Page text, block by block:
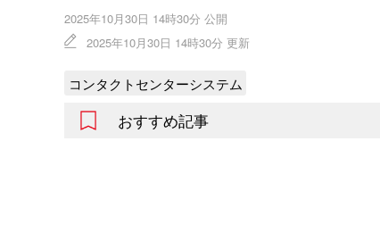
2025年10月30日 14時30分 公開
2025年10月30日 14時30分 更新
コンタクトセンターシステム
おすすめ記事